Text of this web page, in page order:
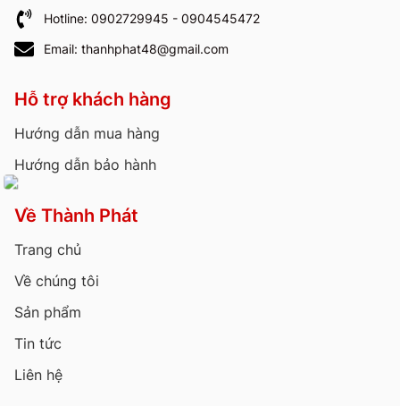
Hotline: 0902729945 - 0904545472
Email: thanhphat48@gmail.com
Hỗ trợ khách hàng
Hướng dẫn mua hàng
Hướng dẫn bảo hành
Về Thành Phát
Trang chủ
Về chúng tôi
Sản phẩm
Tin tức
Liên hệ